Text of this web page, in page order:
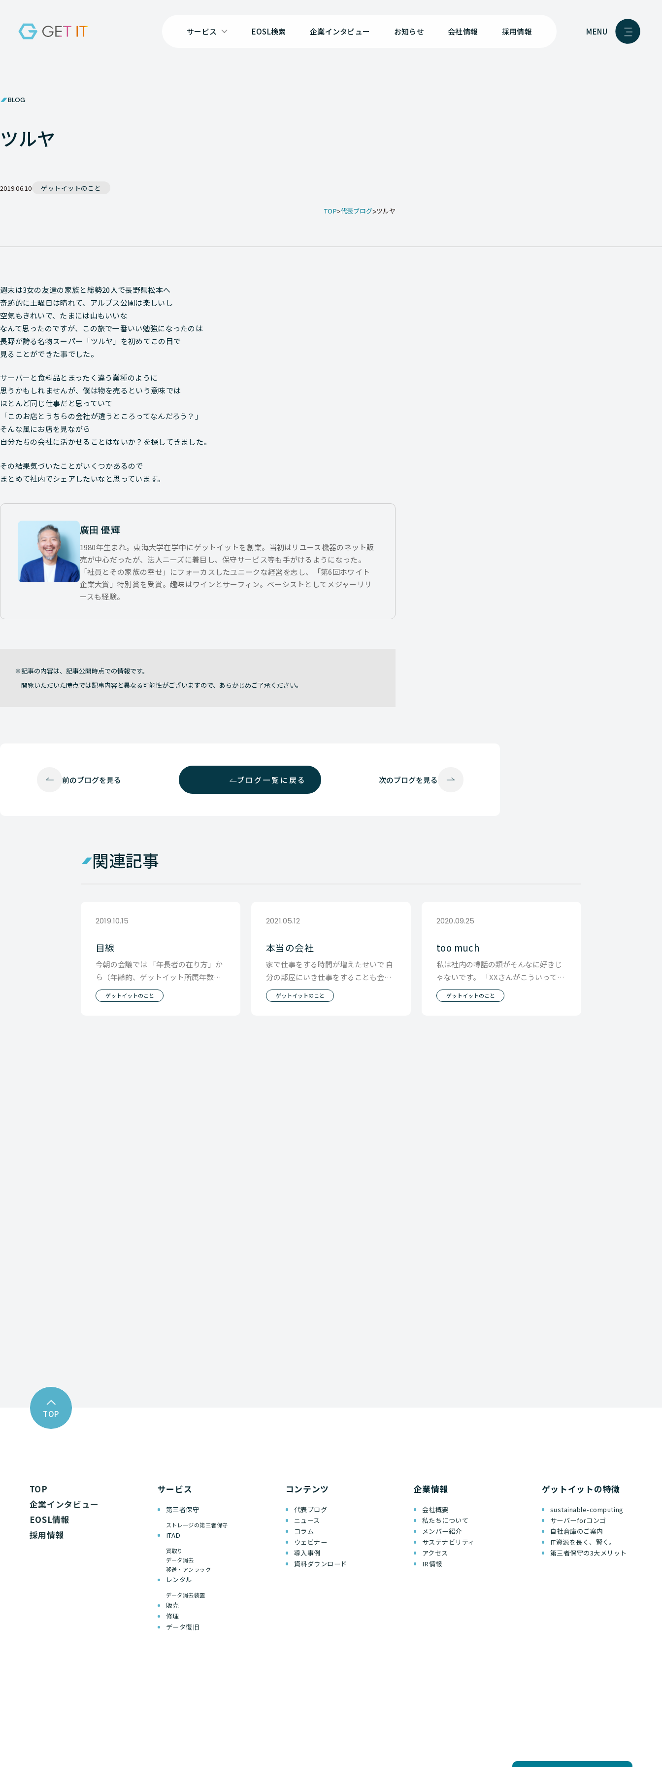
サービス EOSL検索 企業インタビュー お知らせ 会社情報 採用情報 MENU
BLOG
ツルヤ
2019.06.10 ゲットイットのこと
TOP 代表ブログ ツルヤ
週末は3女の友達の家族と総勢20人で長野県松本へ
奇跡的に土曜日は晴れて、アルプス公園は楽しいし
空気もきれいで、たまには山もいいな
なんて思ったのですが、この旅で一番いい勉強になったのは
長野が誇る名物スーパー「ツルヤ」を初めてこの目で
見ることができた事でした。
サーバーと食料品とまったく違う業種のように
思うかもしれませんが、僕は物を売るという意味では
ほとんど同じ仕事だと思っていて
「このお店とうちらの会社が違うところってなんだろう？」
そんな風にお店を見ながら
自分たちの会社に活かせることはないか？を探してきました。
その結果気づいたことがいくつかあるので
まとめて社内でシェアしたいなと思っています。
廣田 優輝
1980年生まれ。東海大学在学中にゲットイットを創業。当初はリユース機器のネット販
売が中心だったが、法人ニーズに着目し、保守サービス等も手がけるようになった。
「社員とその家族の幸せ」にフォーカスしたユニークな経営を志し、「第6回ホワイト
企業大賞」特別賞を受賞。趣味はワインとサーフィン。ベーシストとしてメジャーリリ
ースも経験。
記事の内容は、記事公開時点での情報です。
閲覧いただいた時点では記事内容と異なる可能性がございますので、あらかじめご了承ください。
前のブログを見る ブログ一覧に戻る 次のブログを見る
関連記事
2019.10.15
目線
今朝の会議では 「年長者の在り方」か
ら（年齢的、ゲットイット所属年数
的） 未来の組織の在り方みたいな話に
発展していきまし
ゲットイットのこと
2021.05.12
本当の会社
家で仕事をする時間が増えたせいで 自
分の部屋にいき仕事をすることも会社
に行くというようになったからか 子供
たちに会社に行
ゲットイットのこと
2020.09.25
too much
私は社内の噂話の類がそんなに好きじ
ゃないです。 「XXさんがこういって
た」とか 「XXさんはきっと大変だと思
うよ」 など
ゲットイットのこと
TOP
TOP
企業インタビュー
EOSL情報
採用情報
サービス
第三者保守
ストレージの第三者保守
ITAD
買取り
データ消去
移送・アンラック
レンタル
データ消去装置
販売
修理
データ復旧
コンテンツ
代表ブログ
ニュース
コラム
ウェビナー
導入事例
資料ダウンロード
企業情報
会社概要
私たちについて
メンバー紹介
サステナビリティ
アクセス
IR情報
ゲットイットの特徴
sustainable-computing
サーバーforコンゴ
自社倉庫のご案内
IT資源を長く、賢く。
第三者保守の3大メリット